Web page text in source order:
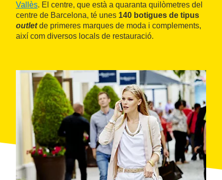
Vallès. El centre, que està a quaranta quilòmetres del
centre de Barcelona, té unes 140 botigues de tipus
outletde primeres marques de moda i complements,
així com diversos locals de restauració.